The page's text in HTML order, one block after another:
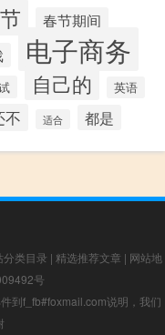
春节期间
电子商务
自己的 英语
不 适合 都是
分类目录 | 精选推荐文章 | 网站地
号
到f_fb#foxmail.com说明，我们